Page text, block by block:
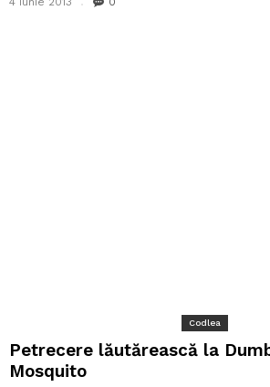
Codlea
Petrecere lăutărească la
Mosquito